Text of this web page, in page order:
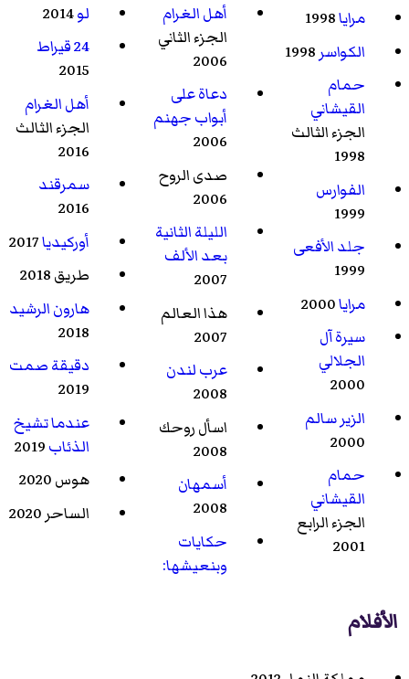
مرايا
الكواسر
حمام
القيشاني
الجزء الثالث
1998
الفوارس
1999
جلد الأفعى
1999
مرايا
سيرة آل
الجلالي
2000
الزير سالم
2000
حمام
القيشاني
الجزء الرابع
2001
أهل الغرام
الجزء الثاني
2006
دعاة على
أبواب جهنم
2006
صدى الروح
2006
الليلة الثانية
بعد الألف
2007
هذا العالم
2007
عرب لندن
2008
اسأل روحك
2008
أسمهان
2008
حكايات
وبنعيشها:
لو
24 قيراط
2015
أهل الغرام
الجزء الثالث
2016
سمرقند
2016
أوركيديا
طريق 2018
هارون الرشيد
2018
دقيقة صمت
2019
عندما تشيخ
الذئاب
هوس
الساحر
الأفلام